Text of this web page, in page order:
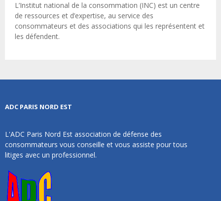
L’Institut national de la consommation (INC) est un centre
de ressources et d’expertise, au service des
consommateurs et des associations qui les représentent et
les défendent.
ADC PARIS NORD EST
L'ADC Paris Nord Est association de défense des
consommateurs vous conseille et vous assiste pour tous
litiges avec un professionnel.